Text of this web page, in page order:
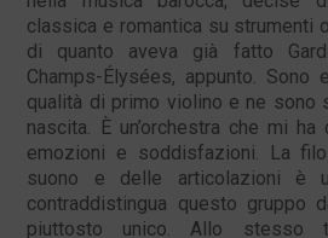
classica e romantica su strumenti
di quanto aveva già fatto
Champs-Élysées, appunto. Sono
qualità di primo violino e ne sono
nascita. È un’orchestra che mi
emozioni e soddisfazioni. La
suono e delle articolazioni è
contraddistingua questo gruppo
piuttosto unico. Allo stesso